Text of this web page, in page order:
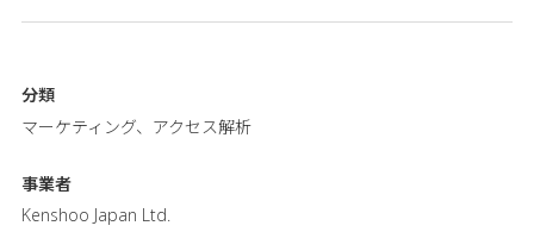
分類
マーケティング、アクセス解析
事業者
Kenshoo Japan Ltd.